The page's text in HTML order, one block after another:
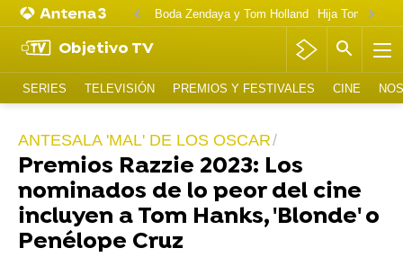
Boda Zendaya y Tom Holland Hija Tom
Objetivo TV
SERIES TELEVISIÓN PREMIOS Y FESTIVALES CINE
ANTESALA 'MAL' DE LOS OSCAR
Premios Razzie 2023: Los
nominados de lo peor del cine
incluyen a Tom Hanks, 'Blonde' o
Penélope Cruz